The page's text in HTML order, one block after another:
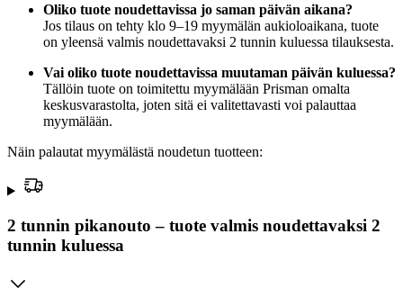
Oliko tuote noudettavissa jo saman päivän aikana?
Jos tilaus on tehty klo 9–19 myymälän aukioloaikana, tuote
on yleensä valmis noudettavaksi 2 tunnin kuluessa tilauksesta.
Vai oliko tuote noudettavissa muutaman päivän kuluessa?
Tällöin tuote on toimitettu myymälään Prisman omalta
keskusvarastolta, joten sitä ei valitettavasti voi palauttaa
myymälään.
Näin palautat myymälästä noudetun tuotteen:
2 tunnin pikanouto – tuote valmis noudettavaksi 2
tunnin kuluessa